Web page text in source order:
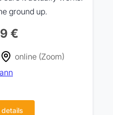
ground up.
€
online (Zoom)
details